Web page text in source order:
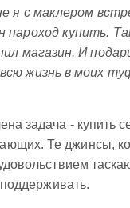
я с маклером
пароход купить.
магазин. И
жизнь в моих
задача -
Те джинсы,